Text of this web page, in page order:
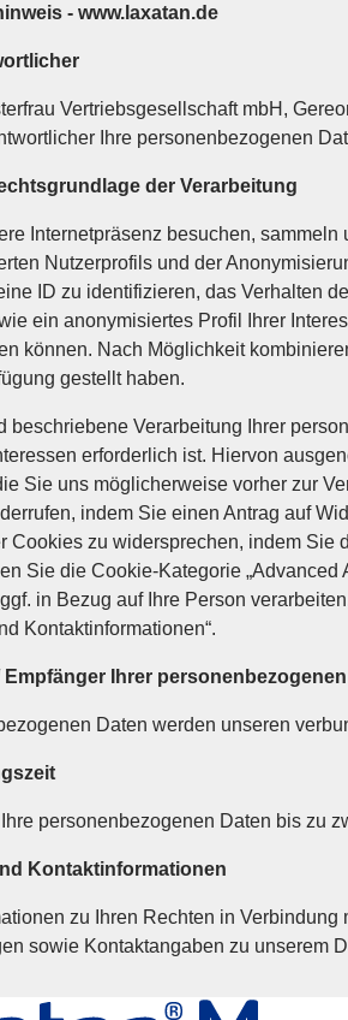
- www.laxatan.de
Vertriebsgesellschaft mbH,
Ihre personenbezogenen
der Verarbeitung
Internetpräsenz besuchen,
Nutzerprofils und der
ID zu identifizieren, das Verhalten
ein anonymisiertes Profil Ihrer
können. Nach Möglichkeit
gestellt haben.
beschriebene Verarbeitung Ihrer
erforderlich ist. Hiervon
Sie uns möglicherweise vorher zur
indem Sie einen Antrag auf
Cookies zu widersprechen, indem Sie
Sie die Cookie-Kategorie
in Bezug auf Ihre Person
Kontaktinformationen“.
Ihrer
Daten werden unseren
personenbezogenen Daten bis zu
Kontaktinformationen
zu Ihren Rechten in
sowie Kontaktangaben zu unserem